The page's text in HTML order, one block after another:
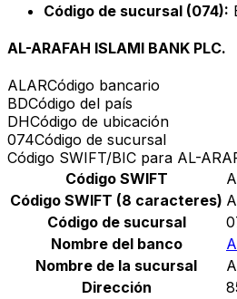
Código de sucursal (074):
AL-ARAFAH ISLAMI BANK PLC.
ALARCódigo bancario
BDCódigo del país
DHCódigo de ubicación
074Código de sucursal
Código SWIFT/BIC para AL-
Código SWIFT
Código SWIFT (8 caracteres)
Código de sucursal
Nombre del banco
Nombre de la sucursal
Dirección